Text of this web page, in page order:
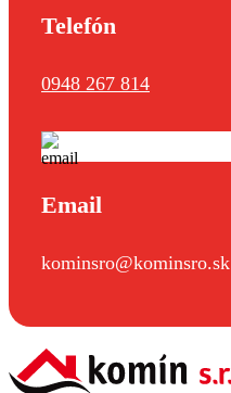
Telefón
0948 267 814
Email
kominsro@kominsro.sk